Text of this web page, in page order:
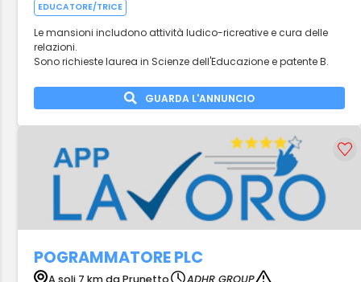
EDUCATORE/TRICE
Le mansioni includono attività ludico-ricreative e cura delle
relazioni.
Sono richieste laurea in Scienze dell'Educazione e patente B.
GUARDA L'ANNUNCIO
POGRAMMATORE PLC
A soli 7 km da Prunetto
ADHR GROUP